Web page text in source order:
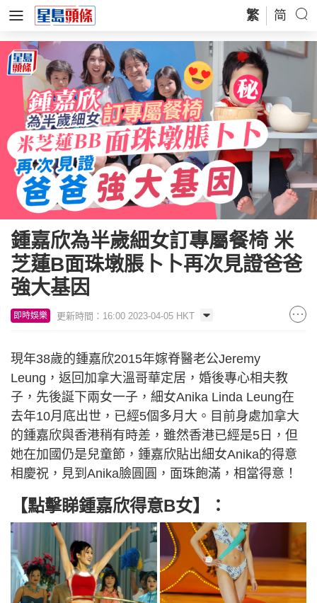
繁 简
鍾嘉欣為半歲細女訂專屬餐椅 米
芝蓮B面珠墩脹卜卜再次見證爸爸
強大基因
即時娛樂 更新時間：16:00 2023-04-05 HKT
現年38歲的鍾嘉欣2015年嫁脊醫老公Jeremy
Leung，返回加拿大溫哥華定居，婚後專心相夫教
子，先後誕下兩女一子，細女Anika Linda Leung在
去年10月底出世，已經5個多月大。目前身處加拿大
的鍾嘉欣與香港稍有時差，雖然香港已經是5日，但
她在加國仍是兒童節，鍾嘉欣貼出細女Anika的得意
相慶祝，見到Anika臉圓圓，面珠飽滿，相當得意！
【點擊睇鍾嘉欣得意B女】：